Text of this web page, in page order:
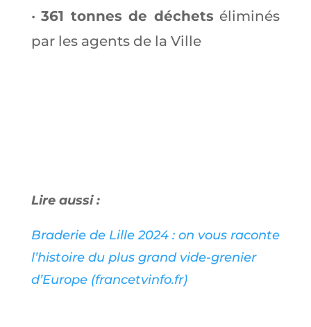
•361 tonnes de déchets éliminés
par les agents de la Ville
Lire aussi :
Braderie de Lille 2024 : on vous raconte
l’histoire du plus grand vide-grenier
d’Europe (francetvinfo.fr)